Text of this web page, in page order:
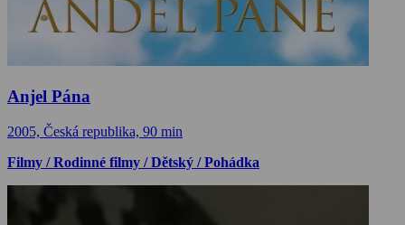
Anjel Pána
2005, Česká republika, 90 min
Filmy / Rodinné filmy / Dětský / Pohádka